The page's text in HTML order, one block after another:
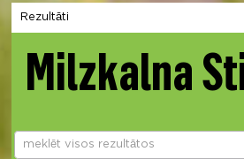
Izvēlies sadaļu
Milzkalna